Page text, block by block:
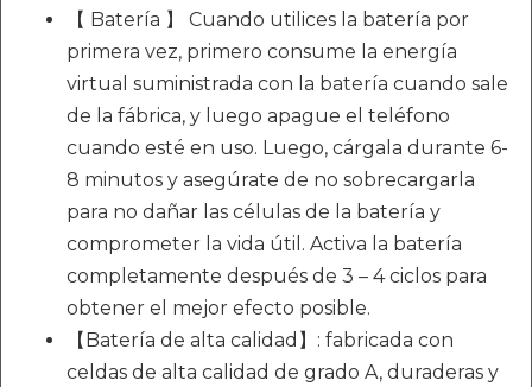
【 Batería 】 Cuando utilices la batería por
primera vez, primero consume la energía
virtual suministrada con la batería cuando sale
de la fábrica, y luego apague el teléfono
cuando esté en uso. Luego, cárgala durante 6-
8 minutos y asegúrate de no sobrecargarla
para no dañar las células de la batería y
comprometer la vida útil. Activa la batería
completamente después de 3 – 4 ciclos para
obtener el mejor efecto posible.
【Batería de alta calidad】: fabricada con
celdas de alta calidad de grado A, duraderas y